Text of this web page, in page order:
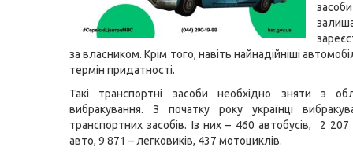
засоби
за власником. Крім того, навіть найнадійніші
термін придатності.
Такі транспортні засоби необхідно зняти з
вибракування. З початку року українці
транспортних засобів. Із них – 460 автобусів, 2
авто, 9 871 – легковиків, 437 мотоциклів.